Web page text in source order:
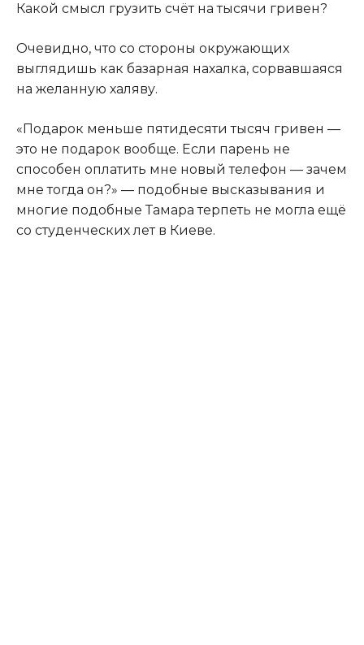
Какой смысл грузить счёт на тысячи гривен?
Очевидно, что со стороны окружающих
выглядишь как базарная нахалка, сорвавшаяся
на желанную халяву.
«Подарок меньше пятидесяти тысяч гривен —
это не подарок вообще. Если парень не
способен оплатить мне новый телефон — зачем
мне тогда он?» — подобные высказывания и
многие подобные Тамара терпеть не могла ещё
со студенческих лет в Киеве.